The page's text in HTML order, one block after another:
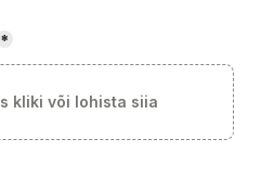
*
kliki või lohista siia